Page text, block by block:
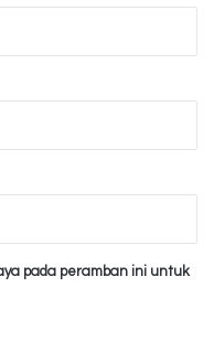
pada peramban ini untuk